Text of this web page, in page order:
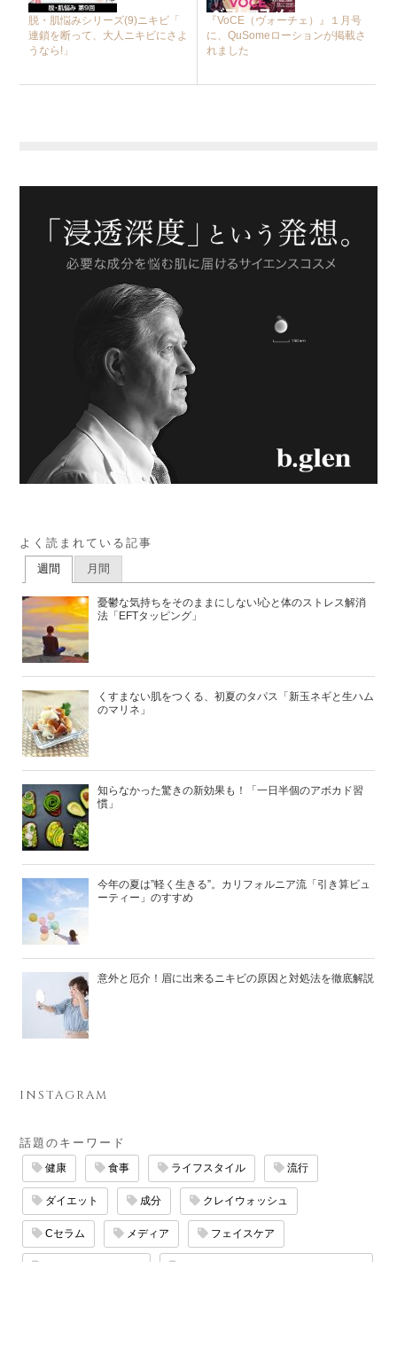
脱・肌悩みシリーズ(9)ニキビ「
連鎖を断って︎、大人ニキビにさよ
うなら!」
『VoCE（ヴォーチェ）』１月号
に、QuSomeローションが掲載さ
れました
よく読まれている記事
週間 月間
憂鬱な気持ちをそのままにしない!心と体のストレス解消
法「EFTタッピング」
くすまない肌をつくる、初夏のタパス「新玉ネギと生ハム
のマリネ」
知らなかった驚きの新効果も！「一日半個のアボカド習
慣」
今年の夏は”軽く生きる”。カリフォルニア流「引き算ビュ
ーティー」のすすめ
意外と厄介！眉に出来るニキビの原因と対処法を徹底解説
INSTAGRAM
話題のキーワード
健康 食事 ライフスタイル 流行
ダイエット 成分 クレイウォッシュ
Cセラム メディア フェイスケア